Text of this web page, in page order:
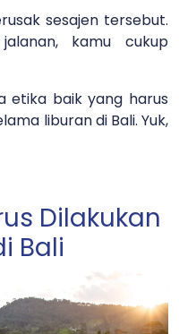
sesajen tersebut.
kamu cukup
etika baik yang harus
liburan di Bali. Yuk,
Dilakukan
Bali